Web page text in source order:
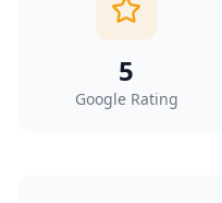
5
Google Rating